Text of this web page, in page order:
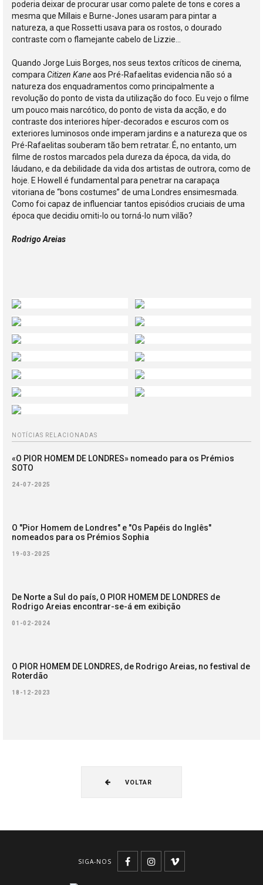
poderia deixar de procurar usar como palete de tons e cores a
mesma que Millais e Burne-Jones usaram para pintar a
natureza, a que Rossetti usava para os rostos, o dourado
contraste com o flamejante cabelo de Lizzie...
Quando Jorge Luis Borges, nos seus textos críticos de cinema,
compara Citizen Kaneaos Pré-Rafaelitas evidencia não só a
natureza dos enquadramentos como principalmente a
revolução do ponto de vista da utilização do foco. Eu vejo o filme
um pouco mais narcótico, do ponto de vista da acção, e do
contraste dos interiores híper-decorados e escuros com os
exteriores luminosos onde imperam jardins e a natureza que os
Pré-Rafaelitas souberam tão bem retratar. É, no entanto, um
filme de rostos marcados pela dureza da época, da vida, do
láudano, e da debilidade da vida dos artistas de outrora, como de
hoje. E Howell é fundamental para penetrar na carapaça
vitoriana de “bons costumes” de uma Londres ensimesmada.
Como foi capaz de influenciar tantos episódios cruciais de uma
época que decidiu omiti-lo ou torná-lo num vilão?
Rodrigo Areias
NOTÍCIAS RELACIONADAS
«O PIOR HOMEM DE LONDRES» nomeado para os Prémios
SOTO
24-07-2025
O "Pior Homem de Londres" e "Os Papéis do Inglês"
nomeados para os Prémios Sophia
19-03-2025
De Norte a Sul do país, O PIOR HOMEM DE LONDRES de
Rodrigo Areias encontrar-se-á em exibição
01-02-2024
O PIOR HOMEM DE LONDRES, de Rodrigo Areias, no festival de
Roterdão
18-12-2023
VOLTAR
SIGA-NOS